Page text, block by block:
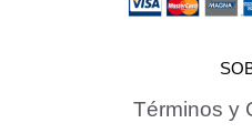
Términos y